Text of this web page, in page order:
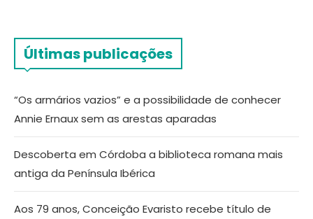
Últimas publicações
“Os armários vazios” e a possibilidade de conhecer
Annie Ernaux sem as arestas aparadas
Descoberta em Córdoba a biblioteca romana mais
antiga da Península Ibérica
Aos 79 anos, Conceição Evaristo recebe título de